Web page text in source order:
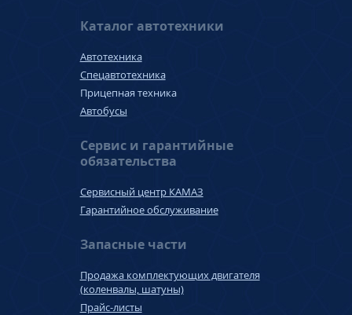
Каталог автотехники
Автотехника
Спецавтотехника
Прицепная техника
Автобусы
Сервис и гарантийные
обязательства
Сервисный центр КАМАЗ
Гарантийное обслуживание
Запасные части
Продажа комплектующих двигателя
(коленвалы, шатуны)
Прайс-листы